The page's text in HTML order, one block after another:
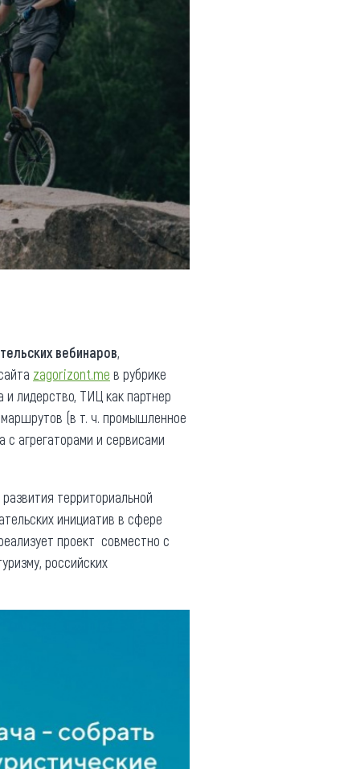
вебинаров,
zagorizont.me в рубрике
лидерство, ТИЦ как партнер
(в т. ч. промышленное
агрегаторами и сервисами
территориальной
инициатив в сфере
проект совместно с
российских